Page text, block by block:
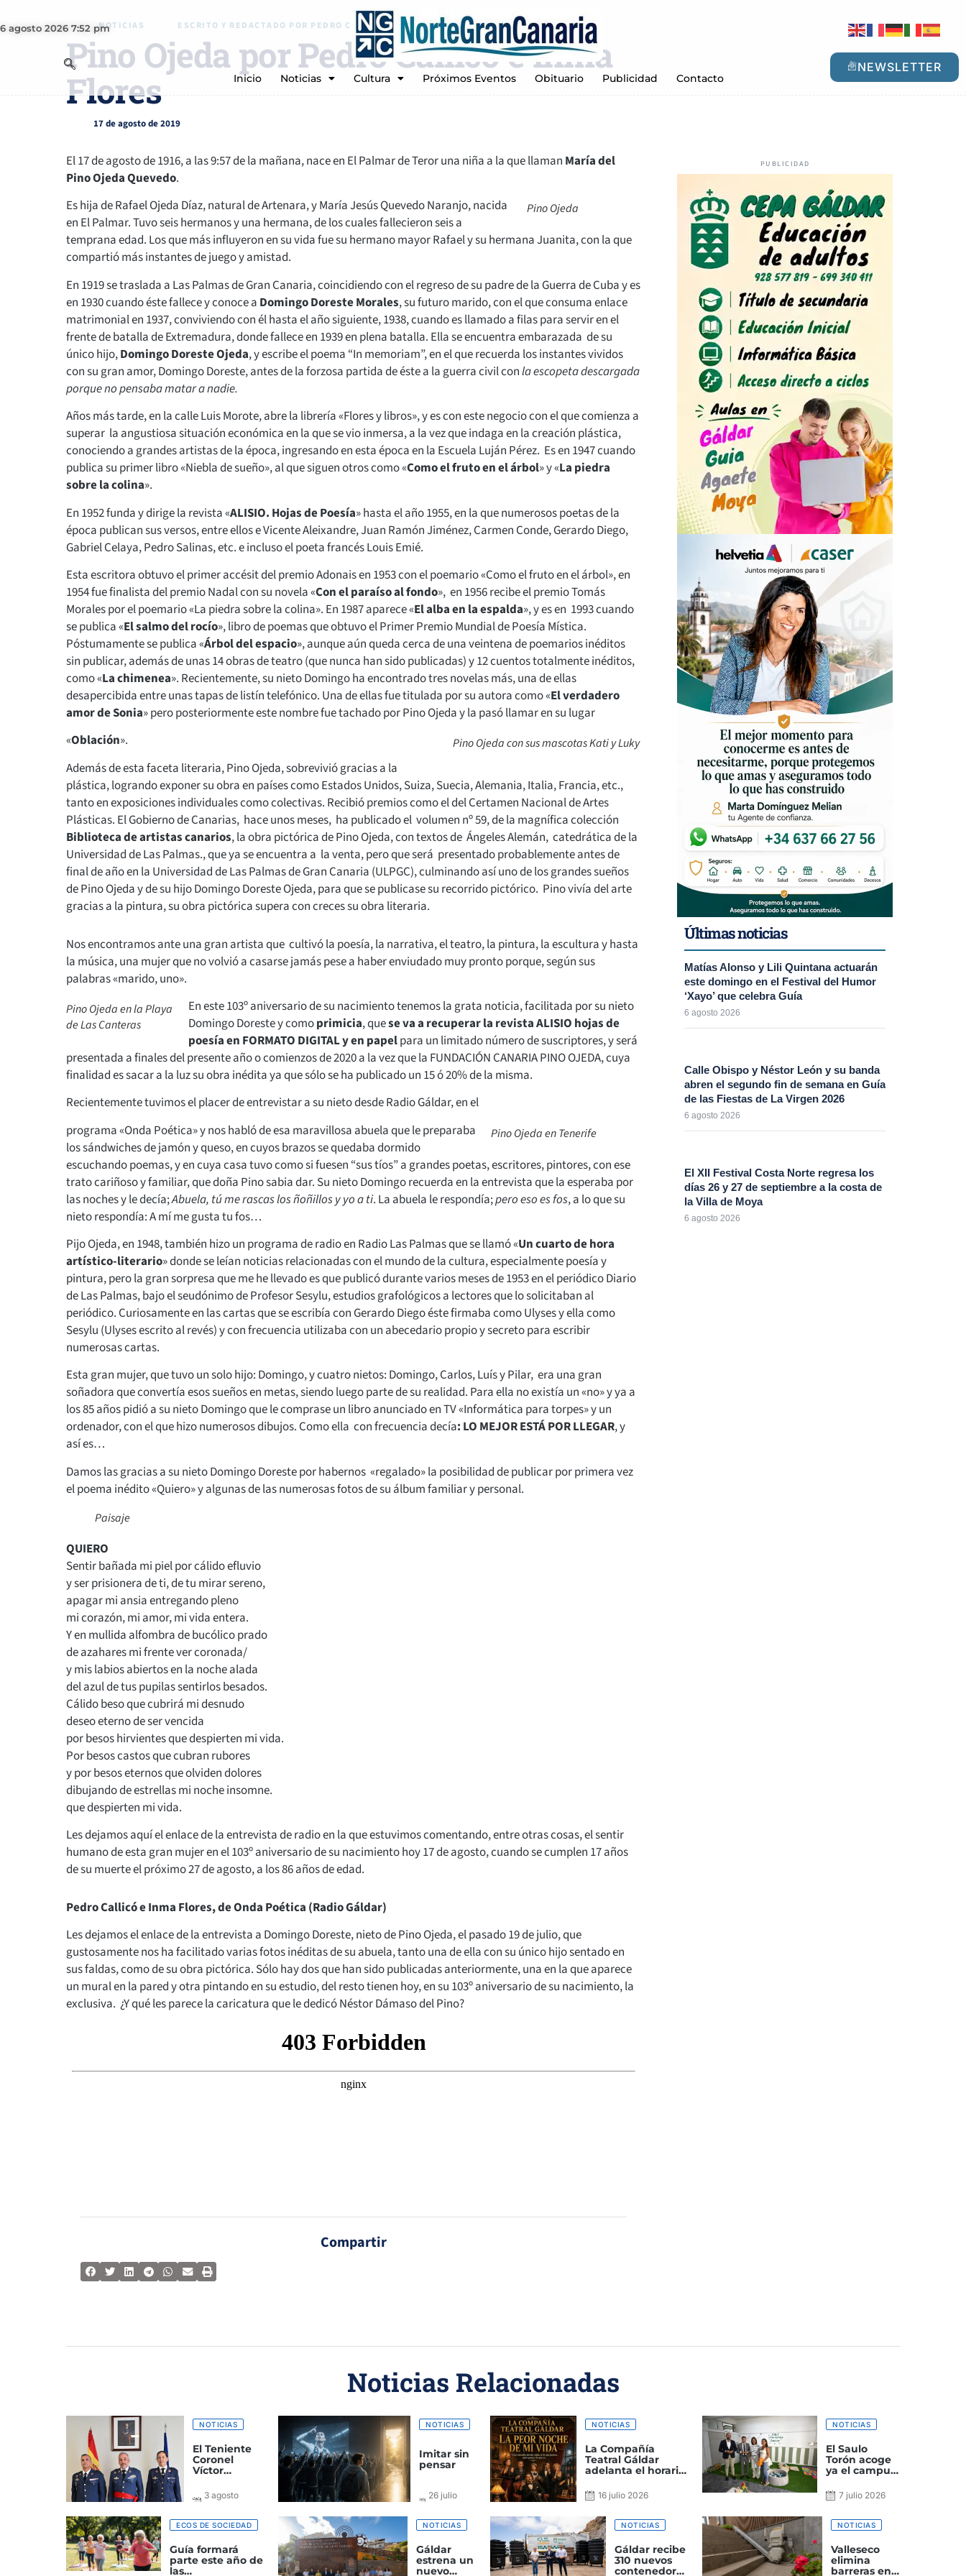
6 agosto 2026 7:52 pm
Inicio Noticias Cultura Próximos Eventos Obituario Publicidad Contacto
NEWSLETTER
NOTICIAS ESCRITO Y REDACTADO POR PEDRO CALLICÓ E INMA FLORES
Pino Ojeda por Pedro Callicó e Inma
Flores
17 de agosto de 2019
El 17 de agosto de 1916, a las 9:57 de la mañana, nace en El Palmar de Teror una niña a la que llaman María del
Pino Ojeda Quevedo.
Pino Ojeda
Es hija de Rafael Ojeda Díaz, natural de Artenara, y María Jesús Quevedo Naranjo, nacida
en El Palmar. Tuvo seis hermanos y una hermana, de los cuales fallecieron seis a
temprana edad. Los que más influyeron en su vida fue su hermano mayor Rafael y su hermana Juanita, con la que
compartió más instantes de juego y amistad.
En 1919 se traslada a Las Palmas de Gran Canaria, coincidiendo con el regreso de su padre de la Guerra de Cuba y es
en 1930 cuando éste fallece y conoce a Domingo Doreste Morales, su futuro marido, con el que consuma enlace
matrimonial en 1937, conviviendo con él hasta el año siguiente, 1938, cuando es llamado a filas para servir en el
frente de batalla de Extremadura, donde fallece en 1939 en plena batalla. Ella se encuentra embarazada de su
único hijo,Domingo Doreste Ojeda, y escribe el poema “In memoriam”, en el que recuerda los instantes vividos
con su gran amor, Domingo Doreste, antes de la forzosa partida de éste a la guerra civil conla escopeta descargada
porque no pensaba matar a nadie.
Años más tarde, en la calle Luis Morote, abre la librería «Flores y libros», y es con este negocio con el que comienza a
superar la angustiosa situación económica en la que se vio inmersa, a la vez que indaga en la creación plástica,
conociendo a grandes artistas de la época, ingresando en esta época en la Escuela Luján Pérez. Es en 1947 cuando
publica su primer libro «Niebla de sueño», al que siguen otros como «Como el fruto en el árbol» y «La piedra
sobre la colina».
En 1952 funda y dirige la revista «ALISIO. Hojas de Poesía» hasta el año 1955, en la que numerosos poetas de la
época publican sus versos, entre ellos e Vicente Aleixandre, Juan Ramón Jiménez, Carmen Conde, Gerardo Diego,
Gabriel Celaya, Pedro Salinas, etc. e incluso el poeta francés Louis Emié.
Esta escritora obtuvo el primer accésit del premio Adonais en 1953 con el poemario «Como el fruto en el árbol», en
1954 fue finalista del premio Nadal con su novela «Con el paraíso al fondo», en 1956 recibe el premio Tomás
Morales por el poemario «La piedra sobre la colina». En 1987 aparece «El alba en la espalda», y es en 1993 cuando
se publica «El salmo del rocío», libro de poemas que obtuvo el Primer Premio Mundial de Poesía Mística.
Póstumamente se publica «Árbol del espacio», aunque aún queda cerca de una veintena de poemarios inéditos
sin publicar, además de unas 14 obras de teatro (que nunca han sido publicadas) y 12 cuentos totalmente inéditos,
como «La chimenea». Recientemente, su nieto Domingo ha encontrado tres novelas más, una de ellas
desapercibida entre unas tapas de listín telefónico. Una de ellas fue titulada por su autora como «El verdadero
amor de Sonia» pero posteriormente este nombre fue tachado por Pino Ojeda y la pasó llamar en su lugar
Pino Ojeda con sus mascotas Kati y Luky
«Oblación».
Además de esta faceta literaria, Pino Ojeda, sobrevivió gracias a la
plástica, logrando exponer su obra en países como Estados Unidos, Suiza, Suecia, Alemania, Italia, Francia, etc.,
tanto en exposiciones individuales como colectivas. Recibió premios como el del Certamen Nacional de Artes
Plásticas. El Gobierno de Canarias, hace unos meses, ha publicado el volumen nº 59, de la magnífica colección
Biblioteca de artistas canarios, la obra pictórica de Pino Ojeda, con textos de Ángeles Alemán, catedrática de la
Universidad de Las Palmas., que ya se encuentra a la venta, pero que será presentado probablemente antes de
final de año en la Universidad de Las Palmas de Gran Canaria (ULPGC), culminando así uno de los grandes sueños
de Pino Ojeda y de su hijo Domingo Doreste Ojeda, para que se publicase su recorrido pictórico. Pino vivía del arte
gracias a la pintura, su obra pictórica supera con creces su obra literaria.
Nos encontramos ante una gran artista que cultivó la poesía, la narrativa, el teatro, la pintura, la escultura y hasta
la música, una mujer que no volvió a casarse jamás pese a haber enviudado muy pronto porque, según sus
palabras «marido, uno».
Pino Ojeda en la Playa
de Las Canteras
En este 103º aniversario de su nacimiento tenemos la grata noticia, facilitada por su nieto
Domingo Doreste y comoprimicia, quese va a recuperar la revista ALISIO hojas de
poesía en FORMATO DIGITAL y en papelpara un limitado número de suscriptores, y será
presentada a finales del presente año o comienzos de 2020 a la vez que la FUNDACIÓN CANARIA PINO OJEDA, cuya
finalidad es sacar a la luz su obra inédita ya que sólo se ha publicado un 15 ó 20% de la misma.
Recientemente tuvimos el placer de entrevistar a su nieto desde Radio Gáldar, en el
Pino Ojeda en Tenerife
programa «Onda Poética» y nos habló de esa maravillosa abuela que le preparaba
los sándwiches de jamón y queso, en cuyos brazos se quedaba dormido
escuchando poemas, y en cuya casa tuvo como si fuesen “sus tíos” a grandes poetas, escritores, pintores, con ese
trato cariñoso y familiar, que doña Pino sabia dar. Su nieto Domingo recuerda en la entrevista que la esperaba por
las noches y le decía;Abuela, tú me rascas los ñoñillos y yo a ti. La abuela le respondía;pero eso es fos, a lo que su
nieto respondía: A mí me gusta tu fos…
Pijo Ojeda, en 1948, también hizo un programa de radio en Radio Las Palmas que se llamó «Un cuarto de hora
artístico-literario» donde se leían noticias relacionadas con el mundo de la cultura, especialmente poesía y
pintura, pero la gran sorpresa que me he llevado es que publicó durante varios meses de 1953 en el periódico Diario
de Las Palmas, bajo el seudónimo de Profesor Sesylu, estudios grafológicos a lectores que lo solicitaban al
periódico. Curiosamente en las cartas que se escribía con Gerardo Diego éste firmaba como Ulyses y ella como
Sesylu (Ulyses escrito al revés) y con frecuencia utilizaba con un abecedario propio y secreto para escribir
numerosas cartas.
Esta gran mujer, que tuvo un solo hijo: Domingo, y cuatro nietos: Domingo, Carlos, Luís y Pilar, era una gran
soñadora que convertía esos sueños en metas, siendo luego parte de su realidad. Para ella no existía un «no» y ya a
los 85 años pidió a su nieto Domingo que le comprase un libro anunciado en TV «Informática para torpes» y un
ordenador, con el que hizo numerosos dibujos. Como ella con frecuencia decía: LO MEJOR ESTÁ POR LLEGAR, y
así es…
Damos las gracias a su nieto Domingo Doreste por habernos «regalado» la posibilidad de publicar por primera vez
el poema inédito «Quiero» y algunas de las numerosas fotos de su álbum familiar y personal.
Paisaje
QUIERO
Sentir bañada mi piel por cálido efluvio
y ser prisionera de ti, de tu mirar sereno,
apagar mi ansia entregando pleno
mi corazón, mi amor, mi vida entera.
Y en mullida alfombra de bucólico prado
de azahares mi frente ver coronada/
y mis labios abiertos en la noche alada
del azul de tus pupilas sentirlos besados.
Cálido beso que cubrirá mi desnudo
deseo eterno de ser vencida
por besos hirvientes que despierten mi vida.
Por besos castos que cubran rubores
y por besos eternos que olviden dolores
dibujando de estrellas mi noche insomne.
que despierten mi vida.
Les dejamos aquí el enlace de la entrevista de radio en la que estuvimos comentando, entre otras cosas, el sentir
humano de esta gran mujer en el 103º aniversario de su nacimiento hoy 17 de agosto, cuando se cumplen 17 años
de su muerte el próximo 27 de agosto, a los 86 años de edad.
Pedro Callicó e Inma Flores, de Onda Poética (Radio Gáldar)
Les dejamos el enlace de la entrevista a Domingo Doreste, nieto de Pino Ojeda, el pasado 19 de julio, que
gustosamente nos ha facilitado varias fotos inéditas de su abuela, tanto una de ella con su único hijo sentado en
sus faldas, como de su obra pictórica. Sólo hay dos que han sido publicadas anteriormente, una en la que aparece
un mural en la pared y otra pintando en su estudio, del resto tienen hoy, en su 103º aniversario de su nacimiento, la
exclusiva. ¿Y qué les parece la caricatura que le dedicó Néstor Dámaso del Pino?
Compartir
PUBLICIDAD
Últimas noticias
Matías Alonso y Lili Quintana actuarán
este domingo en el Festival del Humor
‘Xayo’ que celebra Guía
6 agosto 2026
Calle Obispo y Néstor León y su banda
abren el segundo fin de semana en Guía
de las Fiestas de La Virgen 2026
6 agosto 2026
El XII Festival Costa Norte regresa los
días 26 y 27 de septiembre a la costa de
la Villa de Moya
6 agosto 2026
Noticias Relacionadas
NOTICIAS
El Teniente
Coronel
Víctor
Pastor nuevo
jefe del
Alerta y
Control
3 agosto
NOTICIAS
Imitar sin
pensar
26 julio
NOTICIAS
La Compañía
Teatral Gáldar
adelanta el horario
de mi vida’ el
domingo a las
18:30 horas
16 julio 2026
NOTICIAS
El Saulo
Torón acoge
ya el campus
bebeteca y el
proyecto
Gáldar’
7 julio 2026
ECOS DE SOCIEDAD
Guía formará
parte este año de
las
NOTICIAS
Gáldar
estrena un
nuevo
NOTICIAS
Gáldar recibe
310 nuevos
contenedores
NOTICIAS
Valleseco
elimina
barreras en